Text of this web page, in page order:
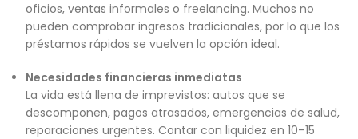
oficios, ventas informales o freelancing. Muchos no
pueden comprobar ingresos tradicionales, por lo que los
préstamos rápidos se vuelven la opción ideal.
Necesidades financieras inmediatas
La vida está llena de imprevistos: autos que se
descomponen, pagos atrasados, emergencias de salud,
reparaciones urgentes. Contar con liquidez en 10–15